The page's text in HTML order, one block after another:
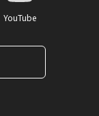
YouTube